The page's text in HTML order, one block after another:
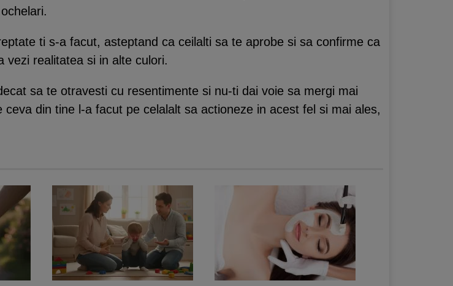
ti s-a facut, asteptand ca ceilalti sa te aprobe si sa confirme ca
vezi realitatea si in alte culori.
sa te otravesti cu resentimente si nu-ti dai voie sa mergi mai
din tine l-a facut pe celalalt sa actioneze in acest fel si mai ales,